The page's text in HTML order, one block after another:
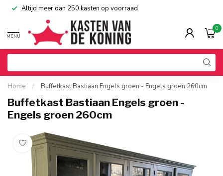
Altijd meer dan 250 kasten op voorraad
MENU
0
Home / Buffetkast Bastiaan Engels groen - Engels groen 260cm
Buffetkast Bastiaan Engels groen -
Engels groen 260cm